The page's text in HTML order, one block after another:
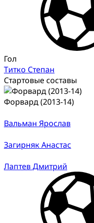
Гол
Титко Степан
Стартовые составы
Форвард (2013-14)
Вальман Ярослав
Загирняк Анастас
Лаптев Дмитрий